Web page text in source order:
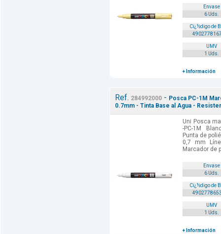
Envase
6 Uds.
Cï¿½digo de
UMV
1 Uds.
+ Información
Ref. 284992000 - Posca PC-1M
0.7mm - Tinta Base al Agua -
Uni Posca
-PC-1M
Punta de
0,7 mm
Marcador de
Envase
6 Uds.
Cï¿½digo de
UMV
1 Uds.
+ Información